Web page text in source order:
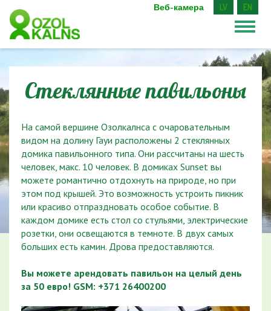
Веб-камера LV EN
Стеклянные павильоны
На самой вершине Озолкалнса с очаровательным
видом на долину Гауи расположены 2 стеклянных
домика павильонного типа. Они рассчитаны на шесть
человек, макс. 10 человек. В домиках Sunset вы
можете романтично отдохнуть на природе, но при
этом под крышей. Это возможность устроить пикник
или красиво отпраздновать особое событие. В
каждом домике есть стол со стульями, электрические
розетки, они освещаются в темноте. В двух самых
больших есть камин. Дрова предоставляются.
Вы можете арендовать павильон на целый день
за 50 евро! GSM: +371 26400200